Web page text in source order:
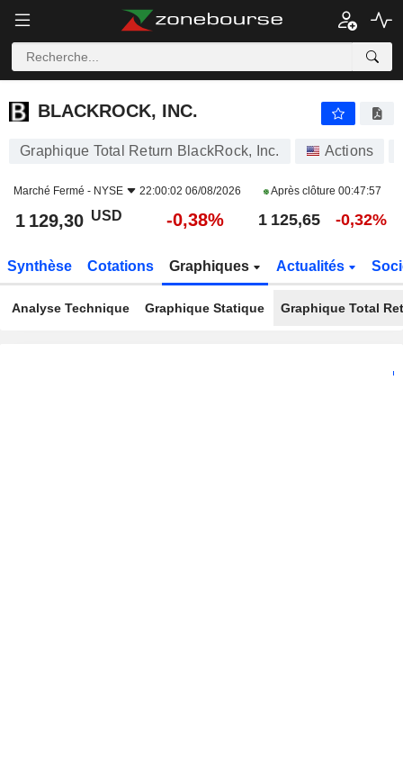
BLACKROCK, INC.
BLACKROCK, INC.
Graphique Total Return BlackRock, Inc. Actions
Marché Fermé - NYSE 22:00:02 06/08/2026 Après clôture 00:47:57
1 129,30 USD -0,38% 1 125,65 -0,32%
Synthèse Cotations Graphiques Actualités
Analyse Technique Graphique Statique Graphique Total